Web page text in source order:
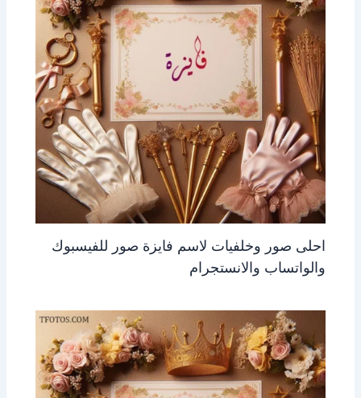
احلى صور وخلفيات لاسم فايزة صور للفيسبوك
والواتساب والانستجرام